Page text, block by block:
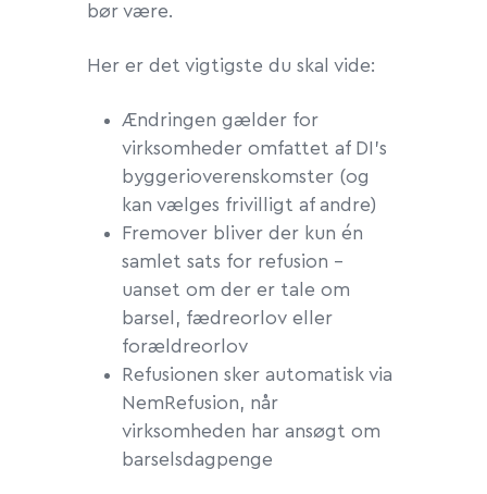
bør være.
Her er det vigtigste du skal vide:
Ændringen gælder for
virksomheder omfattet af DI’s
byggerioverenskomster (og
kan vælges frivilligt af andre)
Fremover bliver der kun én
samlet sats for refusion –
uanset om der er tale om
barsel, fædreorlov eller
forældreorlov
Refusionen sker automatisk via
NemRefusion, når
virksomheden har ansøgt om
barselsdagpenge